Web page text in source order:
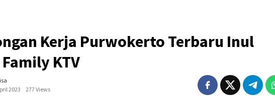
Kerja Purwokerto Terbaru Inul
KTV
2023
277 Views